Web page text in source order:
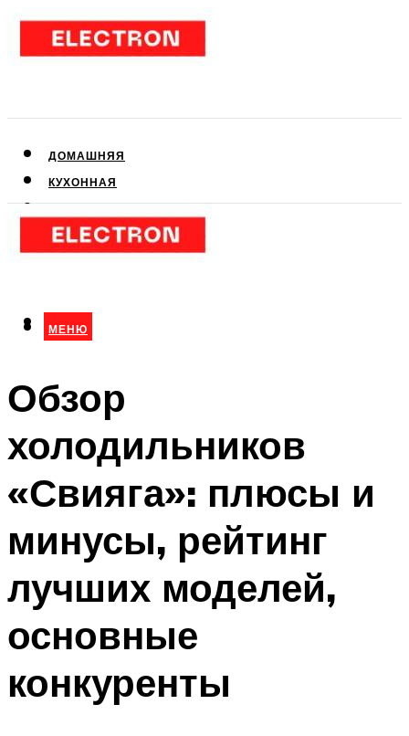
ДОМАШНЯЯ
КУХОННАЯ
КЛИМАТИЧЕСКАЯ
МЕНЮ
МЕНЮ
Обзор
холодильников
«Свияга»: плюсы и
минусы, рейтинг
лучших моделей,
основные
конкуренты